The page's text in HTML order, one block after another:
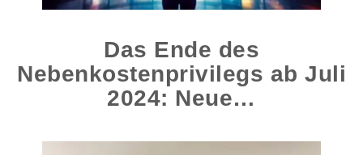
Das Ende des
Nebenkostenprivilegs ab Juli
2024: Neue…